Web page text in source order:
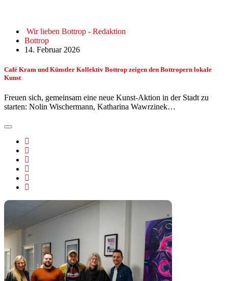
Wir lieben Bottrop - Redaktion
Bottrop
14. Februar 2026
Café Kram und Künstler Kollektiv Bottrop zeigen den Bottropern lokale
Kunst
Freuen sich, gemeinsam eine neue Kunst-Aktion in der Stadt zu
starten: Nolin Wischermann, Katharina Wawrzinek…